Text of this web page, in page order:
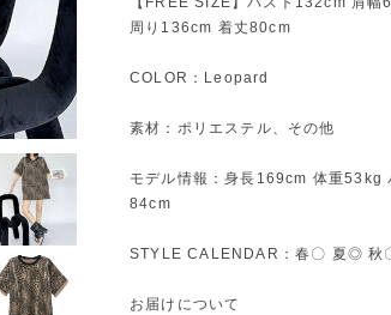
周り136cm 着丈80cm
COLOR：Leopard
素材：ポリエステル、その他
モデル情報：身長169cm 体重
84cm
STYLE CALENDAR：春〇 夏◎ 秋
お届けについて